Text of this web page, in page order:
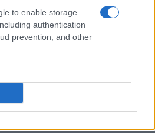
to enable storage
authentication
prevention, and other